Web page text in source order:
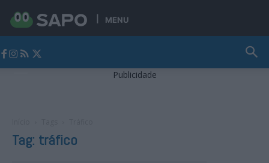
MENU
Publicidade
Tag: tráfico